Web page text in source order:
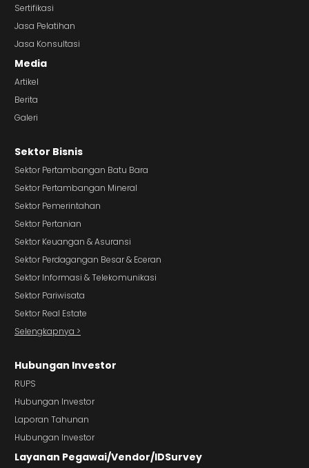
Sertifikasi
Jasa Pelatihan
Jasa Konsultasi
Media
Artikel
Berita
Galeri
Sektor Bisnis
Sektor Pertambangan Batu Bara
Sektor Pertambangan Mineral
Sektor Pemerintahan
Sektor Pertanian
Sektor Keuangan & Asuransi
Sektor Perdagangan Besar & Eceran
Sektor Informasi & Telekomunikasi
Sektor Pariwisata
Sektor Real Estate
Selengkapnya >
Hubungan Investor
RUPS
Hubungan Investor
Laporan Tahunan
Hubungan Investor
Layanan Pegawai/Vendor/IDSurvey